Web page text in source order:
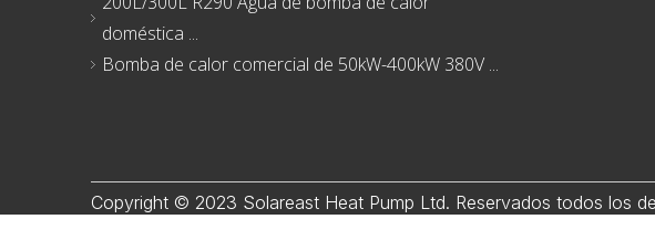
doméstica ...
Bomba de calor comercial de 50kW-400kW 380V ...
Copyright © 2023 Solareast Heat Pump Ltd. Reservados todos los